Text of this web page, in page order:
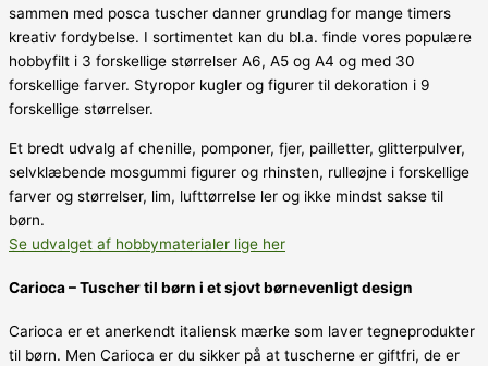
sammen med posca tuscher danner grundlag for mange timers
kreativ fordybelse. I sortimentet kan du bl.a. finde vores populære
hobbyfilt i 3 forskellige størrelser A6, A5 og A4 og med 30
forskellige farver. Styropor kugler og figurer til dekoration i 9
forskellige størrelser.
Et bredt udvalg af chenille, pomponer, fjer, pailletter, glitterpulver,
selvklæbende mosgummi figurer og rhinsten, rulleøjne i forskellige
farver og størrelser, lim, lufttørrelse ler og ikke mindst sakse til
børn.
Se udvalget af hobbymaterialer lige her
Carioca – Tuscher til børn i et sjovt børnevenligt design
Carioca er et anerkendt italiensk mærke som laver tegneprodukter
til børn. Men Carioca er du sikker på at tuscherne er giftfri, de er